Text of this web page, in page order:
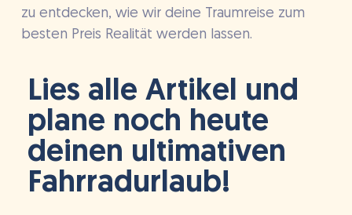
zu entdecken, wie wir deine Traumreise zum
besten Preis Realität werden lassen.
Lies alle Artikel und
plane noch heute
deinen ultimativen
Fahrradurlaub!